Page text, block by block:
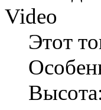
Video
Этот